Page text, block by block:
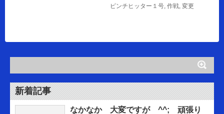
ピンチヒッター１号, 作戦, 変更
新着記事
なかなか 大変ですが ^^; 頑張り